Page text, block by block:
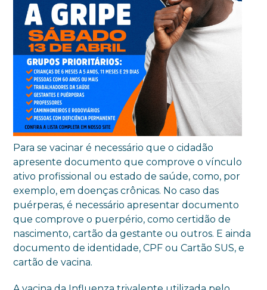
Para se vacinar é necessário que o cidadão
apresente documento que comprove o vínculo
ativo profissional ou estado de saúde, como, por
exemplo, em doenças crônicas. No caso das
puérperas, é necessário apresentar documento
que comprove o puerpério, como certidão de
nascimento, cartão da gestante ou outros. E ainda
documento de identidade, CPF ou Cartão SUS, e
cartão de vacina.